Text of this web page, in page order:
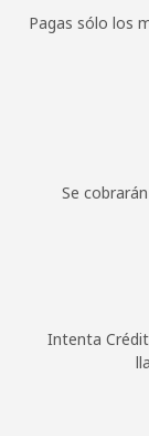
Pagas sólo los
Se
Intenta